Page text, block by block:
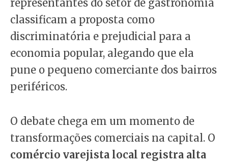
representantes do setor de gastronomia
classificam a proposta como
discriminatória e prejudicial para a
economia popular, alegando que ela
pune o pequeno comerciante dos bairros
periféricos.
O debate chega em um momento de
transformações comerciais na capital. O
comércio varejista local registra alta